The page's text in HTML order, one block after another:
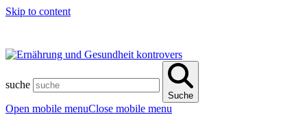
Skip to content
suche
Suche
Open mobile menuClose mobile menu